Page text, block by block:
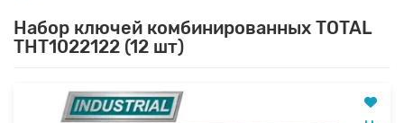
Набор ключей комбинированных TOTAL
THT1022122 (12 шт)